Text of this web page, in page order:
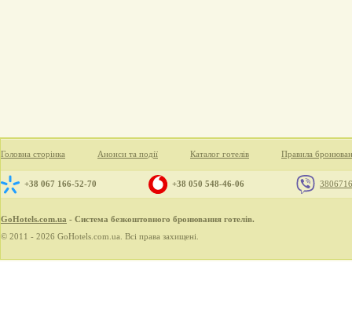
Головна сторінка Анонси та події Каталог готелів Правила
+38 067 166-52-70 +38 050 548-46-06
GoHotels.com.ua - Система безкоштовного бронювання готелів.
© 2011 - 2026 GoHotels.com.ua. Всі права захищені.